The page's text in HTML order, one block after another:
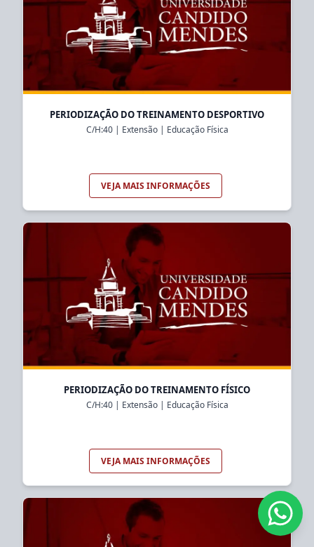
PERIODIZAÇÃO DO TREINAMENTO DESPORTIVO
C/H:40| Extensão| Educação Física
VEJA MAIS INFORMAÇÕES
PERIODIZAÇÃO DO TREINAMENTO FÍSICO
C/H:40| Extensão| Educação Física
VEJA MAIS INFORMAÇÕES